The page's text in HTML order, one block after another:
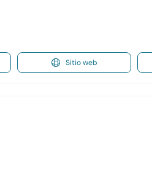
Sitio web